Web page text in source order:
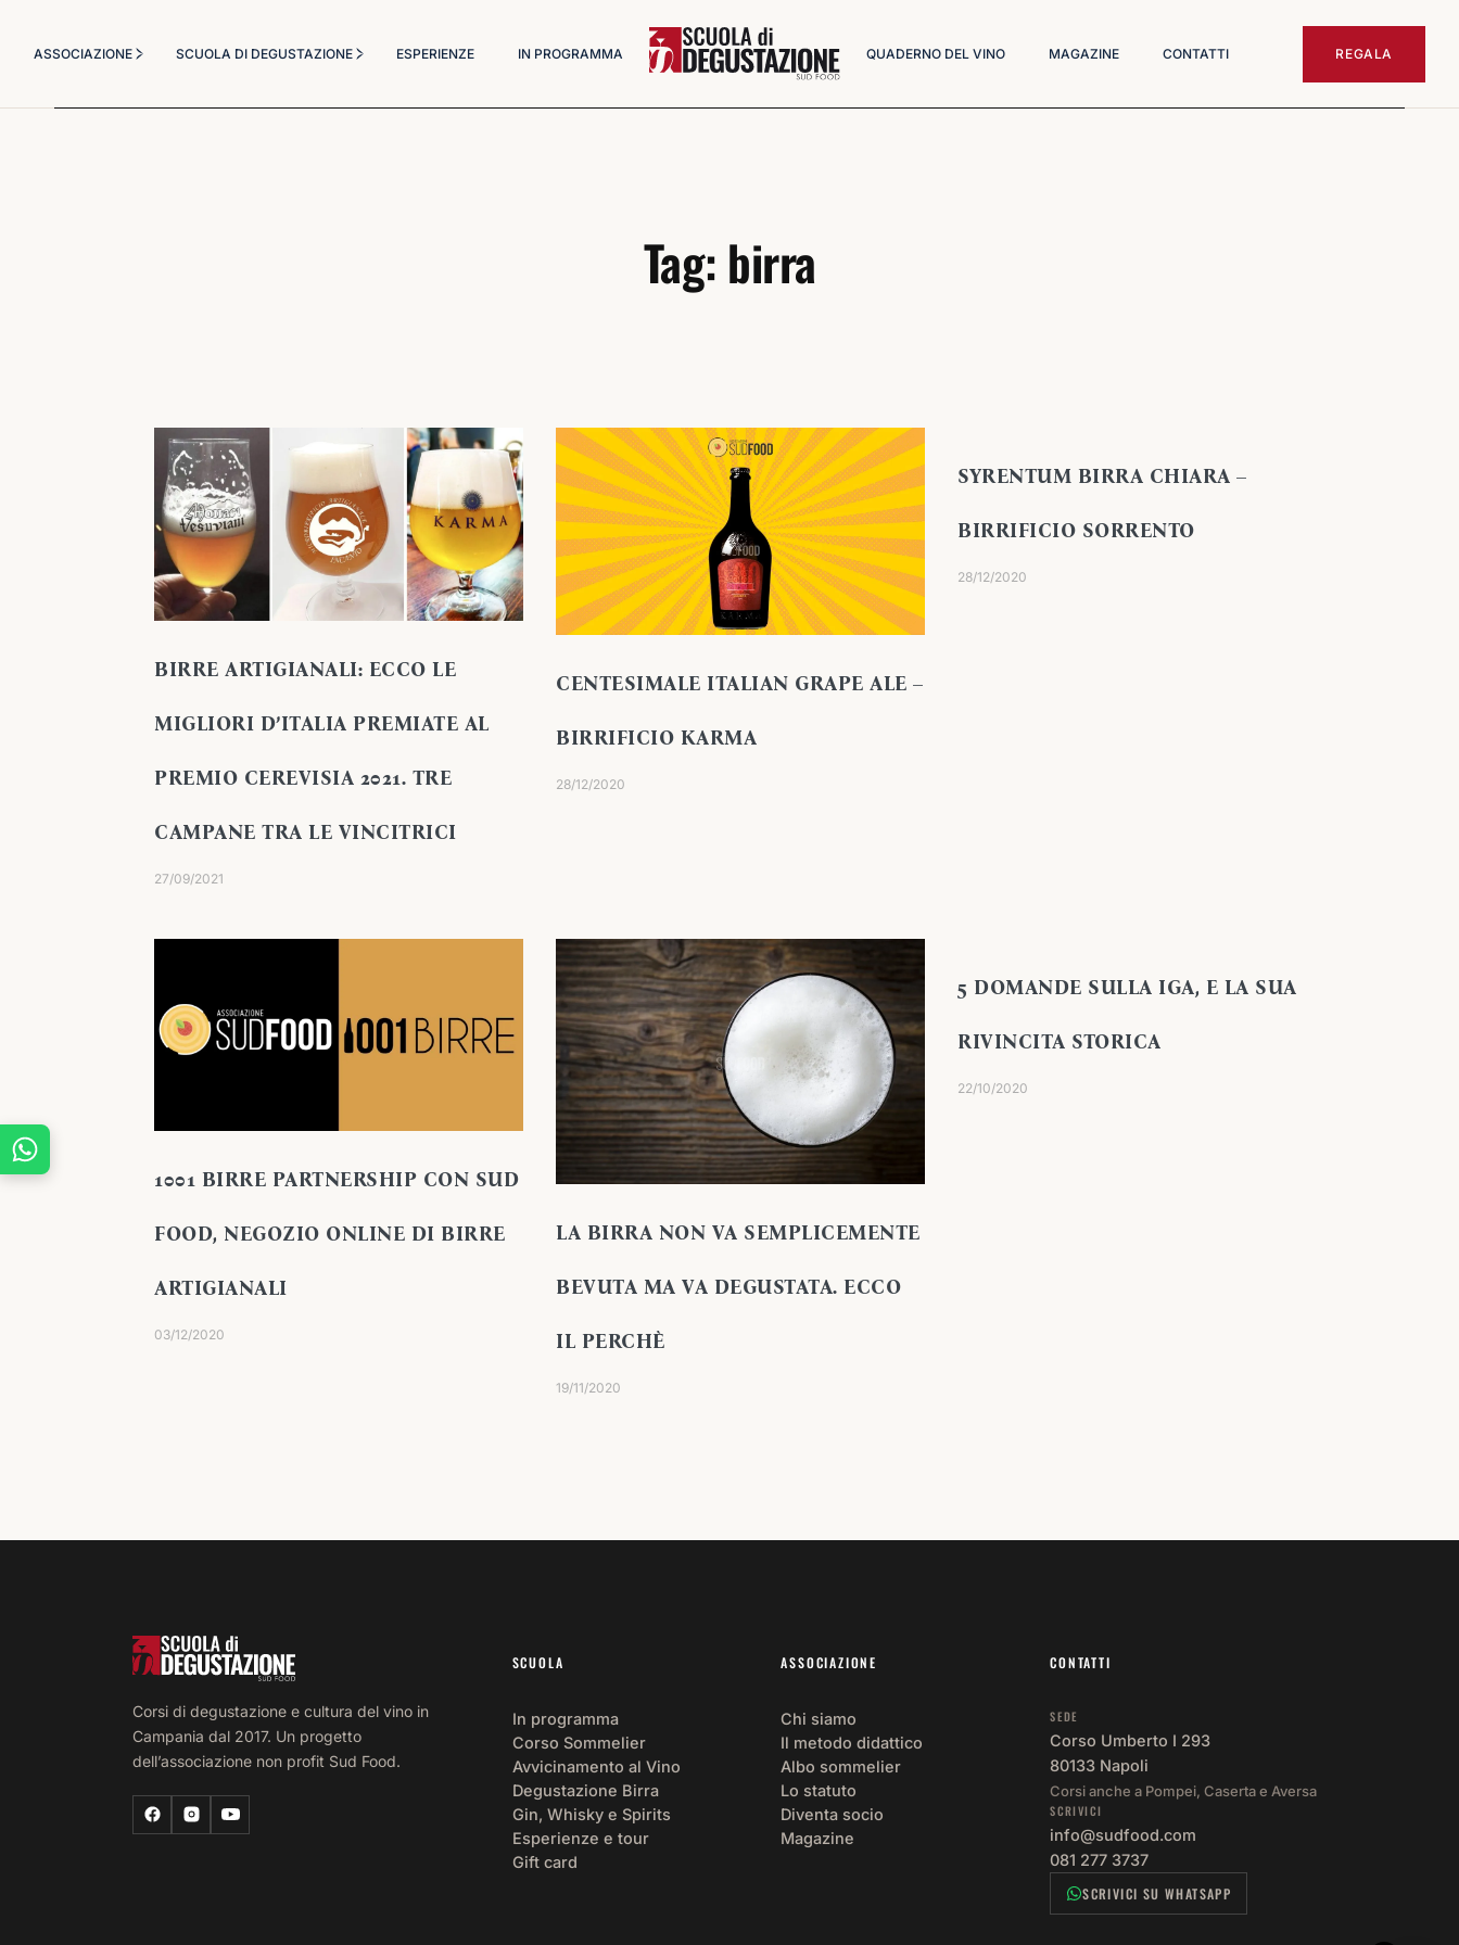
ASSOCIAZIONE SCUOLA DI DEGUSTAZIONE ESPERIENZE IN PROGRAMMA QUADERNO DEL VINO MAGAZINE CONTATTI REGALA
Tag: birra
BIRRE ARTIGIANALI: ECCO LE
MIGLIORI D’ITALIA PREMIATE AL
PREMIO CEREVISIA 2021. TRE
CAMPANE TRA LE VINCITRICI
27/09/2021
CENTESIMALE ITALIAN GRAPE ALE –
BIRRIFICIO KARMA
28/12/2020
SYRENTUM BIRRA CHIARA –
BIRRIFICIO SORRENTO
28/12/2020
1001 BIRRE PARTNERSHIP CON SUD
FOOD, NEGOZIO ONLINE DI BIRRE
ARTIGIANALI
03/12/2020
LA BIRRA NON VA SEMPLICEMENTE
BEVUTA MA VA DEGUSTATA. ECCO
IL PERCHÈ
19/11/2020
5 DOMANDE SULLA IGA, E LA SUA
RIVINCITA STORICA
22/10/2020
Corsi di degustazione e cultura del vino in
Campania dal 2017. Un progetto
dell’associazione non profit Sud Food.
SCUOLA
In programma
Corso Sommelier
Avvicinamento al Vino
Degustazione Birra
Gin, Whisky e Spirits
Esperienze e tour
Gift card
ASSOCIAZIONE
Chi siamo
Il metodo didattico
Albo sommelier
Lo statuto
Diventa socio
Magazine
CONTATTI
SEDE
Corso Umberto I 293
80133 Napoli
Corsi anche a Pompei, Caserta e Aversa
SCRIVICI
info@sudfood.com
081 277 3737
SCRIVICI SU WHATSAPP